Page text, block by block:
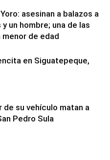
asesinan a balazos a
un hombre; una de las
de edad
en Siguatepeque,
de su vehículo matan a
Pedro Sula